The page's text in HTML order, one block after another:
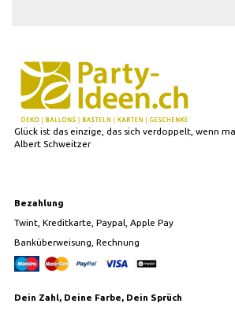
Glück ist das einzige, das sich verdoppelt, wenn
Albert Schweitzer
Bezahlung
Twint, Kreditkarte, Paypal, Apple Pay
Banküberweisung, Rechnung
Dein Zahl, Deine Farbe, Dein Sprüch